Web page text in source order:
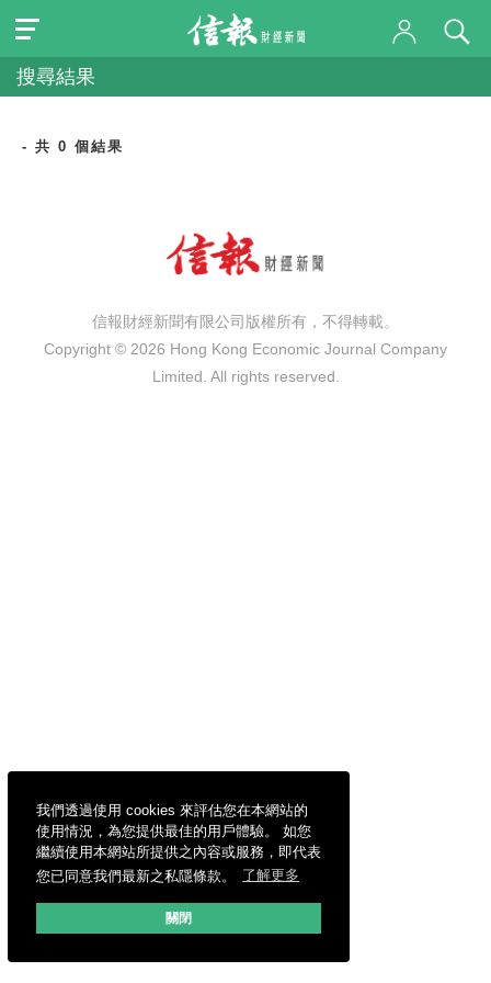
我們透過使用 cookies 來評估您在本網站的
使用情況，為您提供最佳的用戶體驗。 如您
繼續使用本網站所提供之內容或服務，即代表
您已同意我們最新之私隱條款。
了解更多
關閉
搜尋結果
- 共 0 個結果
信報財經新聞有限公司版權所有，不得轉載。
Copyright © 2026 Hong Kong Economic Journal Company
Limited. All rights reserved.